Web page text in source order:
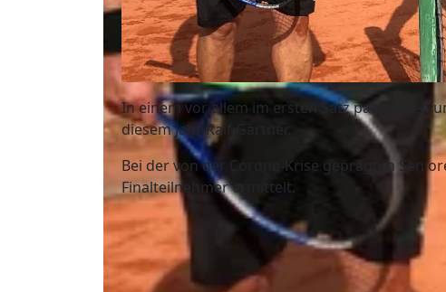
In einem vor allem im ersten Satz packenden
diesem Jahr Ralf Gärtner.
Bei der von der Corona-Krise geprägten
Finalteilnehmer ermittelt.